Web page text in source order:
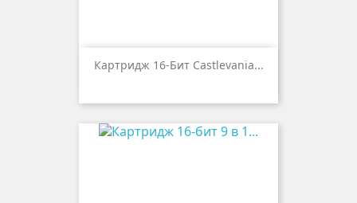
Картридж 16-Бит Castlevania...